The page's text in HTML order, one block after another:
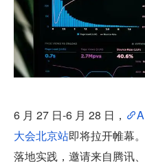
6 月 27 日-6 月 28 日，
大会北京站即将拉开帷幕
落地实践，邀请来自腾讯